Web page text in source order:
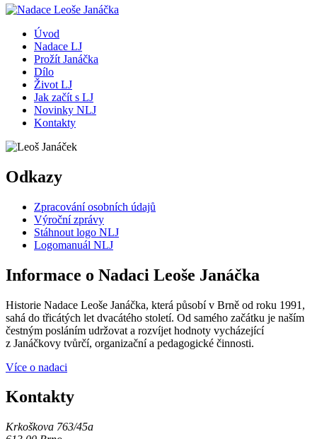
Úvod
Nadace LJ
Prožít Janáčka
Dílo
Život LJ
Jak začít s LJ
Novinky NLJ
Kontakty
Odkazy
Zpracování osobních údajů
Výroční zprávy
Stáhnout logo NLJ
Logomanuál NLJ
Informace o Nadaci Leoše Janáčka
Historie Nadace Leoše Janáčka, která působí v Brně od roku 1991,
sahá do třicátých let dvacátého století. Od samého začátku je naším
čestným posláním udržovat a rozvíjet hodnoty vycházející
z Janáčkovy tvůrčí, organizační a pedagogické činnosti.
Více o nadaci
Kontakty
Krkoškova 763/45a